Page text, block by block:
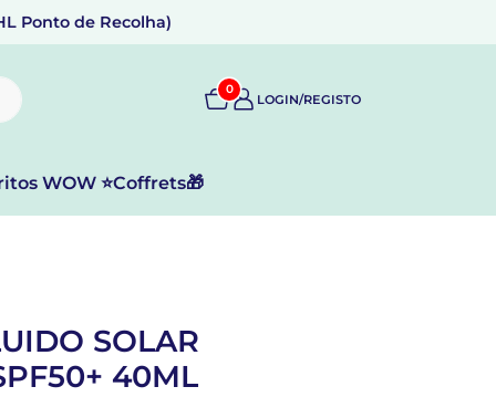
Ponto de Recolha)
0
LOGIN/REGISTO
WOW ⭐Coffrets🎁
SOLAR
40ML